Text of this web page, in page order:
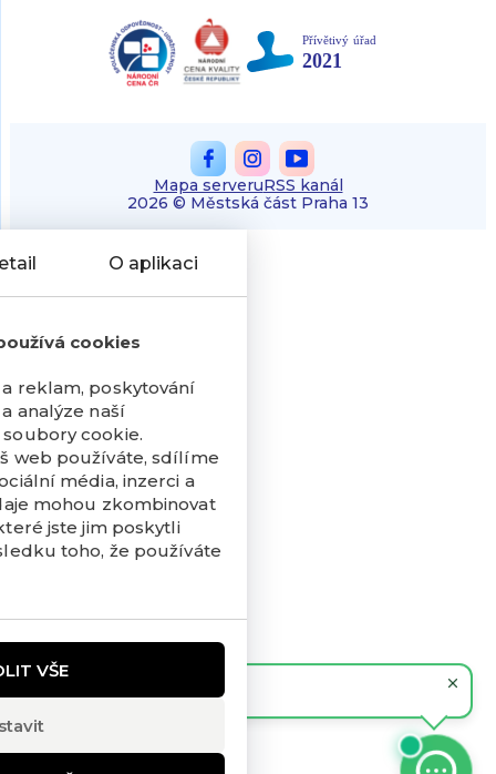
2026 © Městská část Praha 13
Mapa serveruRSS kanál